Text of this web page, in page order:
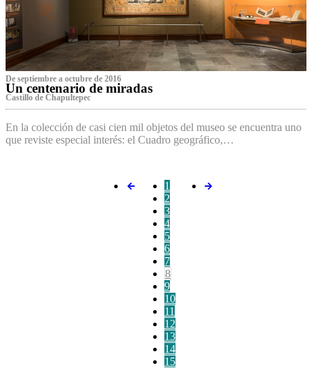
De septiembre a octubre de 2016
Un centenario de miradas
Castillo de Chapultepec
En la colección de casi cien mil objetos del museo se encuentra uno
que reviste especial interés: el Cuadro geográfico,…
1
2
3
4
5
6
7
8
9
10
11
12
13
14
15